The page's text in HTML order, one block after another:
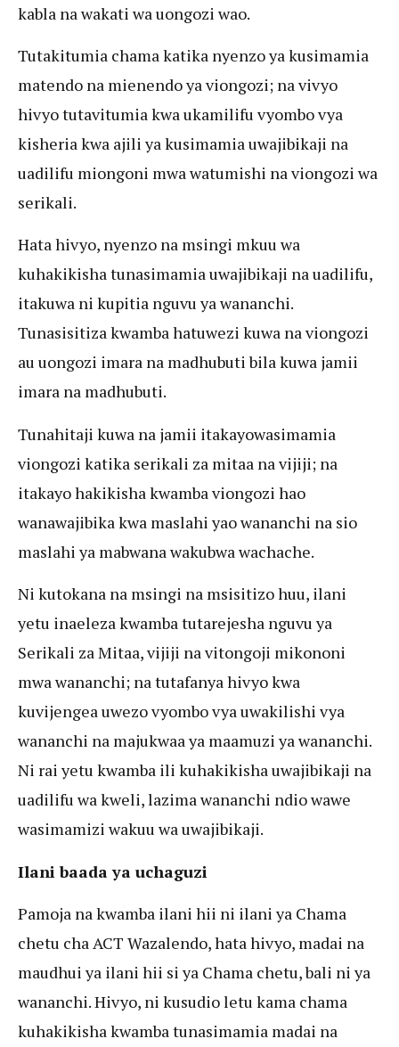
kabla na wakati wa uongozi wao.
Tutakitumia chama katika nyenzo ya kusimamia
matendo na mienendo ya viongozi; na vivyo
hivyo tutavitumia kwa ukamilifu vyombo vya
kisheria kwa ajili ya kusimamia uwajibikaji na
uadilifu miongoni mwa watumishi na viongozi wa
serikali.
Hata hivyo, nyenzo na msingi mkuu wa
kuhakikisha tunasimamia uwajibikaji na uadilifu,
itakuwa ni kupitia nguvu ya wananchi.
Tunasisitiza kwamba hatuwezi kuwa na viongozi
au uongozi imara na madhubuti bila kuwa jamii
imara na madhubuti.
Tunahitaji kuwa na jamii itakayowasimamia
viongozi katika serikali za mitaa na vijiji; na
itakayo hakikisha kwamba viongozi hao
wanawajibika kwa maslahi yao wananchi na sio
maslahi ya mabwana wakubwa wachache.
Ni kutokana na msingi na msisitizo huu, ilani
yetu inaeleza kwamba tutarejesha nguvu ya
Serikali za Mitaa, vijiji na vitongoji mikononi
mwa wananchi; na tutafanya hivyo kwa
kuvijengea uwezo vyombo vya uwakilishi vya
wananchi na majukwaa ya maamuzi ya wananchi.
Ni rai yetu kwamba ili kuhakikisha uwajibikaji na
uadilifu wa kweli, lazima wananchi ndio wawe
wasimamizi wakuu wa uwajibikaji.
Ilani baada ya uchaguzi
Pamoja na kwamba ilani hii ni ilani ya Chama
chetu cha ACT Wazalendo, hata hivyo, madai na
maudhui ya ilani hii si ya Chama chetu, bali ni ya
wananchi. Hivyo, ni kusudio letu kama chama
kuhakikisha kwamba tunasimamia madai na